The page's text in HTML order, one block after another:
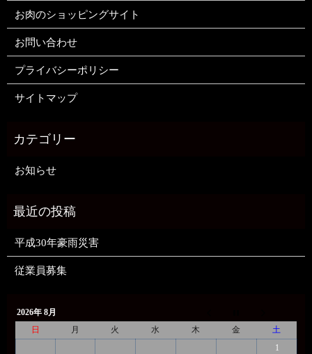
お肉のショッピングサイト
お問い合わせ
プライバシーポリシー
サイトマップ
お知らせ
平成30年豪雨災害
従業員募集
2026年 8月
日
月 火 水 木 金
土
1